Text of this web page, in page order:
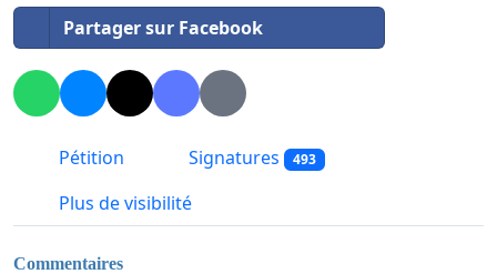
Partager sur Facebook
Pétition Signatures 493
Plus de visibilité
Commentaires